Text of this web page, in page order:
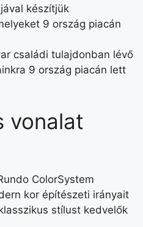
készítjük
9 ország piacán
családi tulajdonban lévő
9 ország piacán lett
vonalat
ColorSystem
kor építészeti irányait
stílust kedvelők